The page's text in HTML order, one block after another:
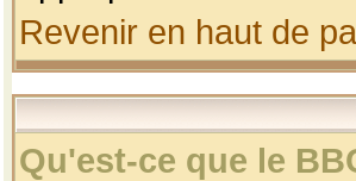
Revenir en haut de
Qu'est-ce que le